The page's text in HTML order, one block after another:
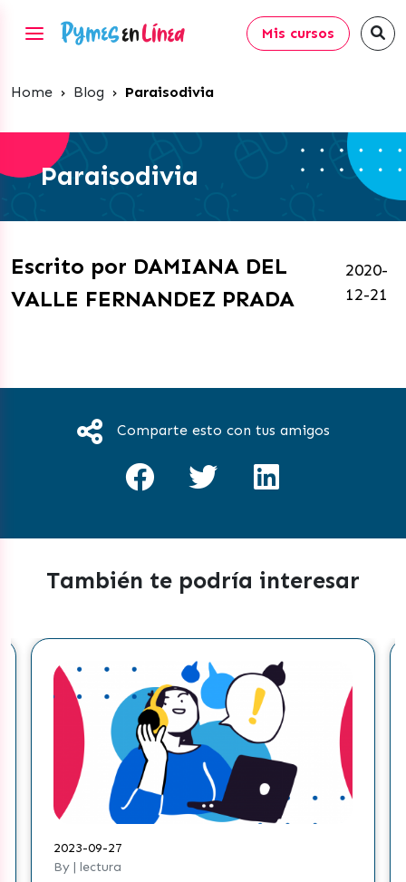
Mis cursos
Home › Blog › Paraisodivia
Paraisodivia
Escrito por DAMIANA DEL
VALLE FERNANDEZ PRADA
2020-
12-21
Comparte esto con tus amigos
También te podría interesar
2023-09-27
By | lectura